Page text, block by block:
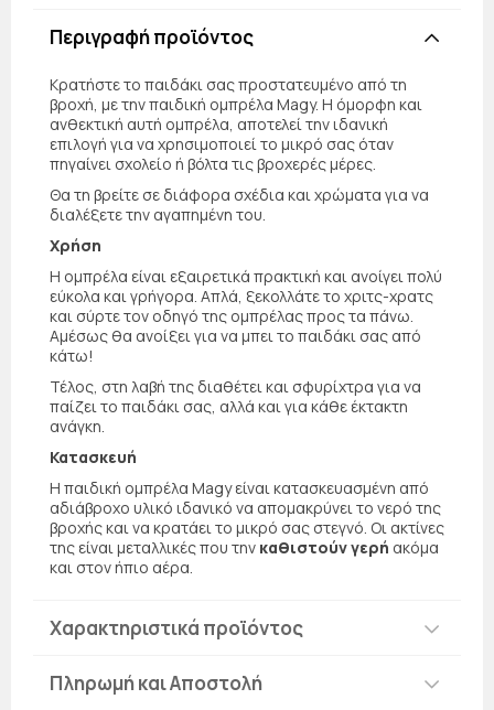
Περιγραφή προϊόντος
Κρατήστε το παιδάκι σας προστατευμένο από τη
βροχή, με την παιδική ομπρέλα Magy. Η όμορφη και
ανθεκτική αυτή ομπρέλα, αποτελεί την ιδανική
επιλογή για να χρησιμοποιεί το μικρό σας όταν
πηγαίνει σχολείο ή βόλτα τις βροχερές μέρες.
Θα τη βρείτε σε διάφορα σχέδια και χρώματα για να
διαλέξετε την αγαπημένη του.
Χρήση
Η ομπρέλα είναι εξαιρετικά πρακτική και ανοίγει πολύ
εύκολα και γρήγορα. Απλά, ξεκολλάτε το χριτς-χρατς
και σύρτε τον οδηγό της ομπρέλας προς τα πάνω.
Αμέσως θα ανοίξει για να μπει το παιδάκι σας από
κάτω!
Τέλος, στη λαβή της διαθέτει και σφυρίχτρα για να
παίζει το παιδάκι σας, αλλά και για κάθε έκτακτη
ανάγκη.
Κατασκευή
Η παιδική ομπρέλα Magy είναι κατασκευασμένη από
αδιάβροχο υλικό ιδανικό να απομακρύνει το νερό της
βροχής και να κρατάει το μικρό σας στεγνό. Οι ακτίνες
της είναι μεταλλικές που την καθιστούν γερή ακόμα
και στον ήπιο αέρα.
Χαρακτηριστικά προϊόντος
Πληρωμή και Αποστολή